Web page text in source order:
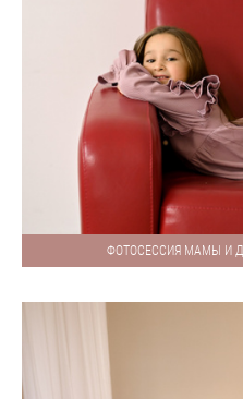
ФОТОСЕССИЯ МАМЫ И